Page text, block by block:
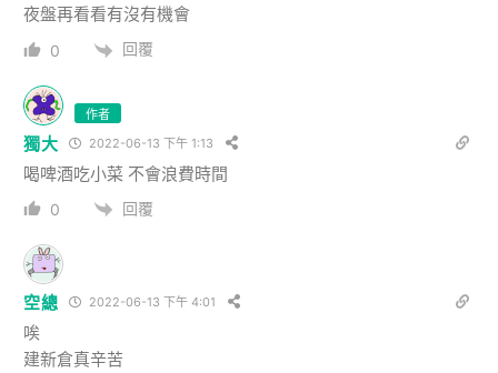
夜盤再看看有沒有機會
0 回覆
作者
獨大 2022-06-13 下午 1:13
喝啤酒吃小菜 不會浪費時間
0 回覆
空總 2022-06-13 下午 4:01
唉
建新倉真辛苦